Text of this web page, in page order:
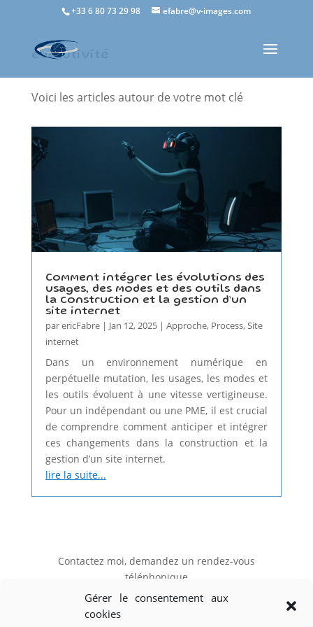
Gérer le consentement aux
cookies
+33 6 80 73 29 98 efabre@v-images.com
évolutivité
Voici les articles autour de votre mot clé
Comment intégrer les évolutions des
usages, des modes et des outils dans
la construction et la gestion d’un
site internet
parericFabre| Jan 12, 2025| Approche, Process,Site
internet
Dans un environnement numérique en
perpétuelle mutation, les usages, les modes et
les outils évoluent à une vitesse vertigineuse.
Pour un indépendant ou une PME, il est crucial
de comprendre comment anticiper et intégrer
ces changements dans la construction et la
gestion d’un site internet.
lire la suite...
Contactez moi, demandez un rendez-vous
téléphonique